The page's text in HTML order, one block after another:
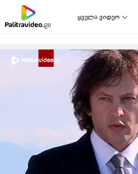
ყველა ვიდეო